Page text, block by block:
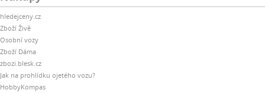
hledejceny.cz
Zboží Živě
Osobní vozy
Zboží Dáma
zbozi.blesk.cz
Jak na prohlídku ojetého vozu?
HobbyKompas